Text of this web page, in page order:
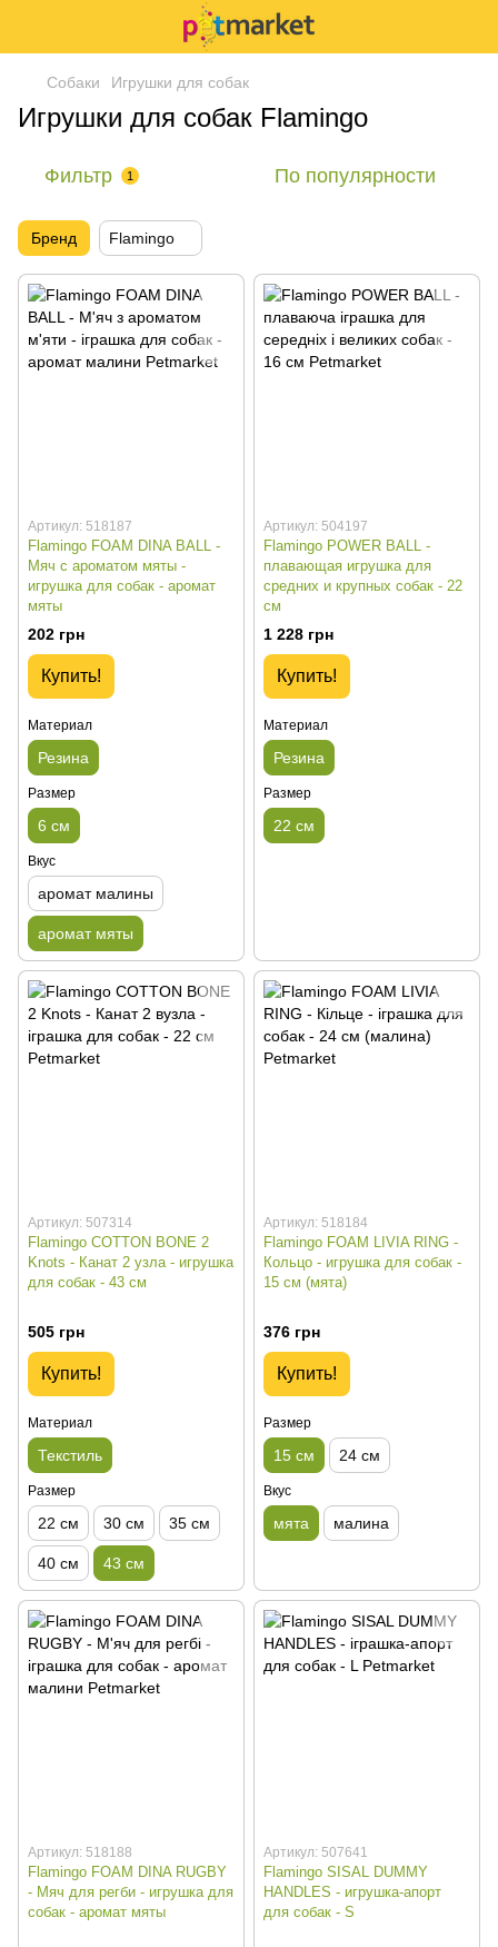
Собаки Игрушки для собак
Игрушки для собак Flamingo
Фильтр 1 По популярности
Бренд Flamingo
Артикул: 518187
Flamingo FOAM DINA BALL -
Мяч с ароматом мяты -
игрушка для собак - аромат
мяты
202 грн
Купить!
Материал
Резина
Размер
6 см
Вкус
аромат малины
аромат мяты
Артикул: 504197
Flamingo POWER BALL -
плавающая игрушка для
средних и крупных собак - 22
см
1 228 грн
Купить!
Материал
Резина
Размер
22 см
Артикул: 507314
Flamingo COTTON BONE 2
Knots - Канат 2 узла - игрушка
для собак - 43 см
505 грн
Купить!
Материал
Текстиль
Размер
22 см 30 см 35 см
40 см 43 см
Артикул: 518184
Flamingo FOAM LIVIA RING -
Кольцо - игрушка для собак -
15 см (мята)
376 грн
Купить!
Размер
15 см 24 см
Вкус
мята малина
Артикул: 518188
Flamingo FOAM DINA RUGBY
- Мяч для регби - игрушка для
собак - аромат мяты
Артикул: 507641
Flamingo SISAL DUMMY
HANDLES - игрушка-апорт
для собак - S